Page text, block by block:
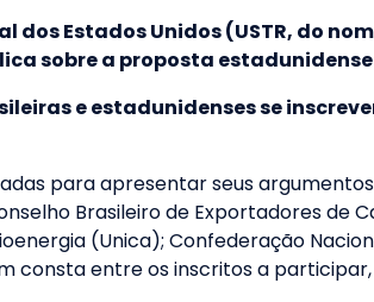
dos Estados Unidos (USTR, do
sobre a proposta
e estadunidenses se
para apresentar seus
Brasileiro de Exportadores de
(Unica); Confederação
consta entre os inscritos a